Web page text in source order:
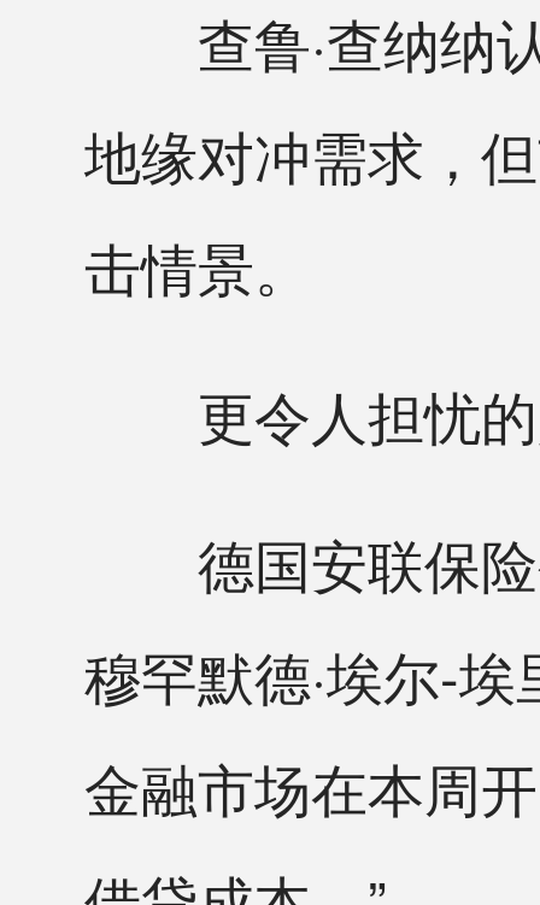
查鲁·查纳纳认
地缘对冲需求，
击情景。
更令人担忧的
德国安联保险
穆罕默德·埃尔-
金融市场在本周